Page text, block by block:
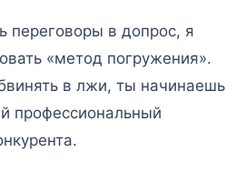
переговоры в допрос, я
«метод погружения».
в лжи, ты начинаешь
профессиональный